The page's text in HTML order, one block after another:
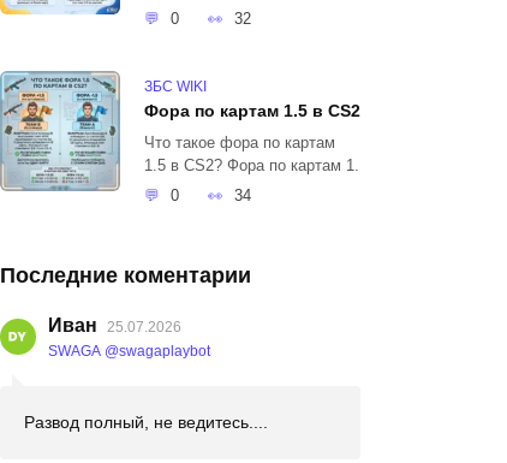
0
32
ЗБС WIKI
Фора по картам 1.5 в CS2
Что такое фора по картам
1.5 в CS2? Фора по картам 1.
0
34
Последние коментарии
Иван
25.07.2026
SWAGA @swagaplaybot
Развод полный, не ведитесь....